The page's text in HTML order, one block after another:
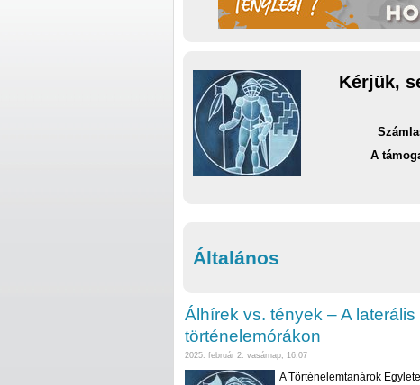
Kérjük,
A
Általános
Álhírek vs. tények – A
történelemórákon
2025. február 2. vasárnap, 16:07
A Történelemtanárok